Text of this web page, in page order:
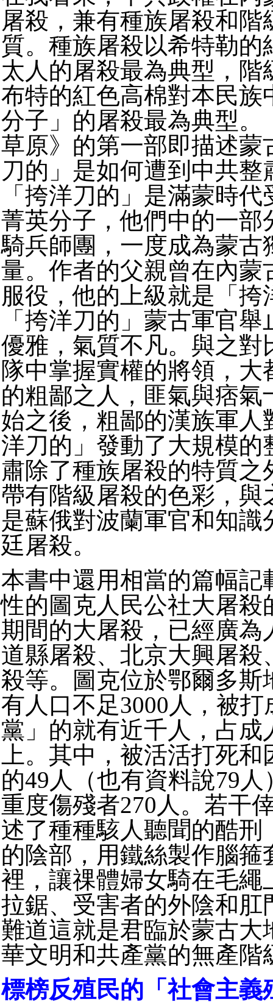
屠殺，兼有種族屠殺和階
質。種族屠殺以希特勒的
太人的屠殺最為典型，階
布特的紅色高棉對本民族
分子」的屠殺最為典型。
草原》的第一部即描述蒙
刀的」是如何遭到中共整
「挎洋刀的」是滿蒙時
菁英分子，他們中的一部
騎兵師團，一度成為蒙古
量。作者的父親曾在內蒙
服役，他的上級就是「挎
「挎洋刀的」蒙古軍官
優雅，氣質不凡。與之對
隊中掌握實權的將領，大
的粗鄙之人，匪氣與痞氣
始之後，粗鄙的漢族軍人
洋刀的」發動了大規模的
肅除了種族屠殺的特質之
帶有階級屠殺的色彩，與
是蘇俄對波蘭軍官和知識
廷屠殺。
本書中還用相當的篇幅記
性的圖克人民公社大屠殺
期間的大屠殺，已經廣為
道縣屠殺、北京大興屠殺
殺等。圖克位於鄂爾多斯
有人口不足3000人，被打
黨」的就有近千人，占成
上。其中，被活活打死
的49人（也有資料說79
重度傷殘者270人。若干
述了種種駭人聽聞的酷刑
的陰部，用鐵絲製作腦箍
裡，讓祼體婦女騎在毛繩
拉鋸、受害者的外陰和
難道這就是君臨於蒙古大
華文明和共產黨的無產階
標榜反殖民的「社會主義